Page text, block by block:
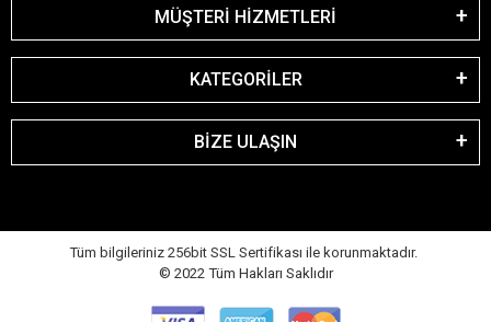
MÜŞTERİ HİZMETLERİ
KATEGORİLER
BİZE ULAŞIN
Tüm bilgileriniz 256bit SSL Sertifikası ile korunmaktadır.
© 2022 Tüm Hakları Saklıdır